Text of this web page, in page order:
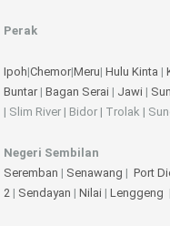
Perak
Ipoh|Chemor|Meru| Hulu Kinta |
Buntar| Bagan Serai | Jawi |
| Slim River | Bidor | Trolak |
Negeri Sembilan
Seremban | Senawang | Port
2 | Sendayan | Nilai | Lenggeng